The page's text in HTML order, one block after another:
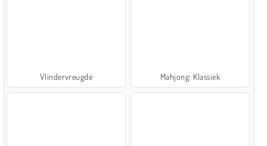
Vlindervreugde Mahjong: Klassiek